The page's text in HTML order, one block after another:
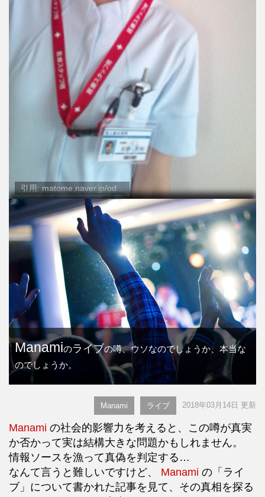
引用: matome.naver.jp/od...
Manamiのライブの噂、ウソなのでしょうか、本当な
のでしょうか。
Manami ライブ 2018年03月14日 更新
Manami の社会的影響力を考えると、この噂が真実
か否かって実は結構大きな問題かもしれません。
情報ソースを漁って真偽を判定する…
なんて言うと難しいですけど、 Manami の「ライ
ブ」について書かれた記事を見て、その真相を探る